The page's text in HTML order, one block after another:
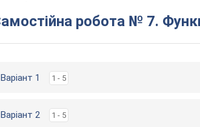
Самостійна робота № 7.
Варіант 1 1 - 5
Варіант 2 1 - 5